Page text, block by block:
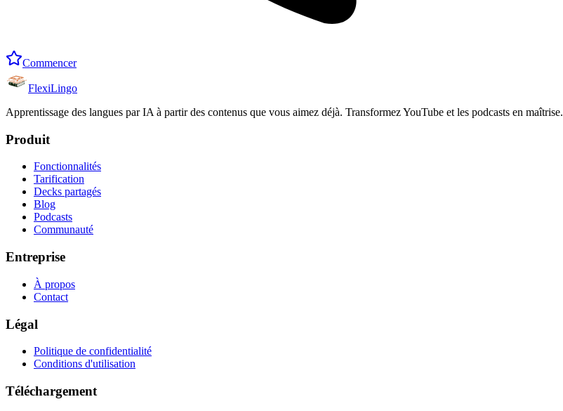
Commencer
FlexiLingo
Apprentissage des langues par IA à partir des contenus que vous aimez déjà. Transformez YouTube et les podcasts en maîtrise.
Produit
Fonctionnalités
Tarification
Decks partagés
Blog
Podcasts
Communauté
Entreprise
À propos
Contact
Légal
Politique de confidentialité
Conditions d'utilisation
Téléchargement